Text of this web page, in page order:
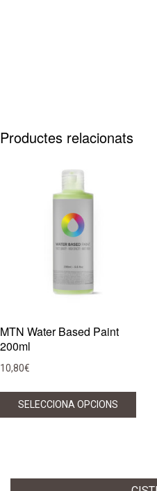
Productes relacionats
MTN Water Based Paint
200ml
10,80€
SELECCIONA OPCIONS
Les